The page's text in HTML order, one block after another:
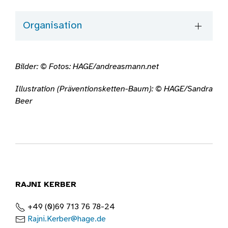
Organisation
Bilder: © Fotos: HAGE/andreasmann.net
Illustration (Präventionsketten-Baum): © HAGE/Sandra
Beer
RAJNI KERBER
+49 (0)69 713 76 78-24
Rajni.Kerber@hage.de